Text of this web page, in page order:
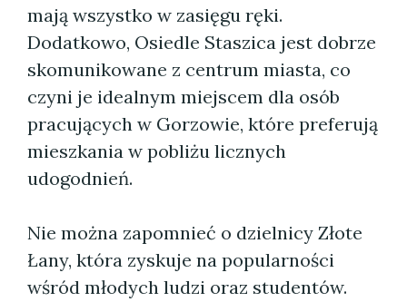
mają wszystko w zasięgu ręki.
Dodatkowo, Osiedle Staszica jest dobrze
skomunikowane z centrum miasta, co
czyni je idealnym miejscem dla osób
pracujących w Gorzowie, które preferują
mieszkania w pobliżu licznych
udogodnień.
Nie można zapomnieć o dzielnicy Złote
Łany, która zyskuje na popularności
wśród młodych ludzi oraz studentów.